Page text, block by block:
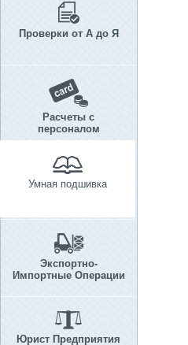
Проверки от А до Я
Расчеты с
персоналом
Умная подшивка
Экспортно-
Импортные Операции
Юрист Предприятия